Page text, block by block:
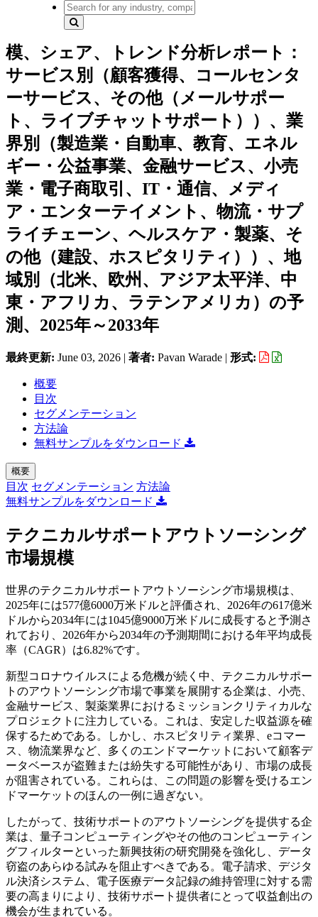
模、シェア、トレンド分析レポート：
サービス別（顧客獲得、コールセンタ
ーサービス、その他（メールサポー
ト、ライブチャットサポート））、業
界別（製造業・自動車、教育、エネル
ギー・公益事業、金融サービス、小売
業・電子商取引、IT・通信、メディ
ア・エンターテイメント、物流・サプ
ライチェーン、ヘルスケア・製薬、そ
の他（建設、ホスピタリティ））、地
域別（北米、欧州、アジア太平洋、中
東・アフリカ、ラテンアメリカ）の予
測、2025年～2033年
最終更新: June 03, 2026 | 著者: Pavan Warade | 形式:
概要
目次
セグメンテーション
方法論
無料サンプルをダウンロード
概要
目次 セグメンテーション 方法論
無料サンプルをダウンロード
テクニカルサポートアウトソーシング
市場規模
世界のテクニカルサポートアウトソーシング市場規模は、
2025年には577億6000万米ドルと評価され、2026年の617億米
ドルから2034年には1045億9000万米ドルに成長すると予測さ
れており、2026年から2034年の予測期間における年平均成長
率（CAGR）は6.82%です。
新型コロナウイルスによる危機が続く中、テクニカルサポー
トのアウトソーシング市場で事業を展開する企業は、小売、
金融サービス、製薬業界におけるミッションクリティカルな
プロジェクトに注力している。これは、安定した収益源を確
保するためである。しかし、ホスピタリティ業界、eコマー
ス、物流業界など、多くのエンドマーケットにおいて顧客デ
ータベースが盗難または紛失する可能性があり、市場の成長
が阻害されている。これらは、この問題の影響を受けるエン
ドマーケットのほんの一例に過ぎない。
したがって、技術サポートのアウトソーシングを提供する企
業は、量子コンピューティングやその他のコンピューティン
グフィルターといった新興技術の研究開発を強化し、データ
窃盗のあらゆる試みを阻止すべきである。電子請求、デジタ
ル決済システム、電子医療データ記録の維持管理に対する需
要の高まりにより、技術サポート提供者にとって収益創出の
機会が生まれている。